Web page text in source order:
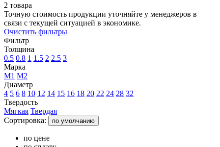
2 товара
Точную стоимость продукции уточняйте у менеджеров в
связи с текущей ситуацией в экономике.
Очистить фильтры
Фильтр
Толщина
0.5 0.8 1 1.5 2 2.5 3
Марка
М1 М2
Диаметр
4 5 6 8 10 12 14 15 16 18 20 22 24 28 32
Твердость
Мягкая Твердая
Сортировка:
по умолчанию
по цене